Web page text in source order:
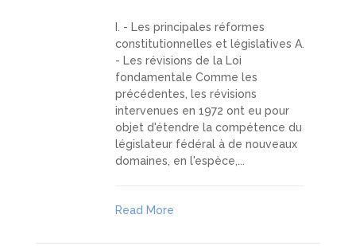
I. - Les principales réformes
constitutionnelles et législatives A.
- Les révisions de la Loi
fondamentale Comme les
précédentes, les révisions
intervenues en 1972 ont eu pour
objet d'étendre la compétence du
législateur fédéral à de nouveaux
domaines, en l'espèce,...
Read More